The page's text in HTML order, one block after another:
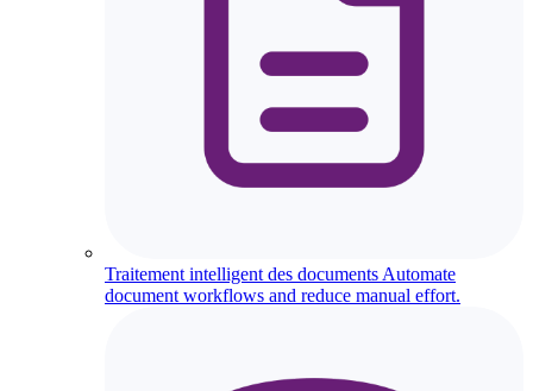
Traitement intelligent des documents Automate
document workflows and reduce manual effort.